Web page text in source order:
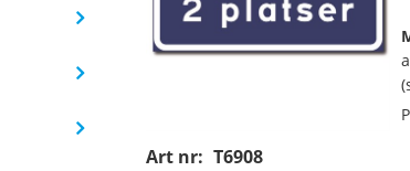
Art nr: T6908